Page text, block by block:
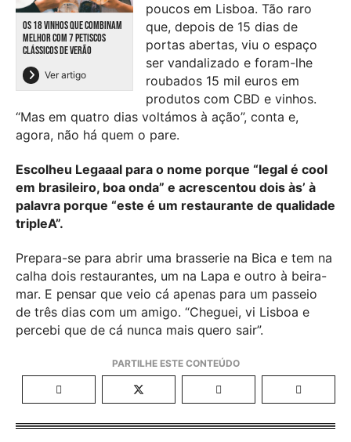
OS 18 VINHOS QUE COMBINAM
MELHOR COM 7 PETISCOS
CLÁSSICOS DE VERÃO
Ver artigo
poucos em Lisboa. Tão raro
que, depois de 15 dias de
portas abertas, viu o espaço
ser vandalizado e foram-lhe
roubados 15 mil euros em
produtos com CBD e vinhos.
“Mas em quatro dias voltámos à ação”, conta e,
agora, não há quem o pare.
Escolheu Legaaal para o nome porque “legal é cool
em brasileiro, boa onda” e acrescentou dois às’ à
palavra porque “este é um restaurante de qualidade
tripleA”.
Prepara-se para abrir uma brasserie na Bica e tem na
calha dois restaurantes, um na Lapa e outro à beira-
mar. E pensar que veio cá apenas para um passeio
de três dias com um amigo. “Cheguei, vi Lisboa e
percebi que de cá nunca mais quero sair”.